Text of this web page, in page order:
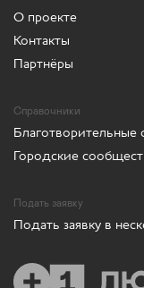
О проекте
Контакты
Партнёры
Справочники
Благотворительные
Городские
Подать заявку
Подать заявку в